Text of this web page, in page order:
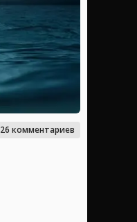
26 комментариев